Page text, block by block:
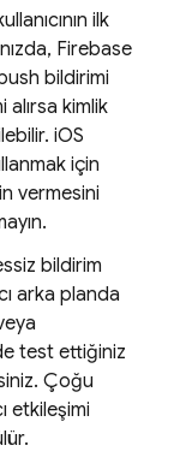
ilk
Firebase
bildirimi
kimlik
iOS
için
vermesini
bildirim
arka planda
test ettiğiniz
Çoğu
etkileşimi